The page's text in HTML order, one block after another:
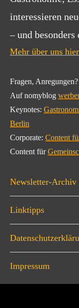
interessieren
– und
Mehr über uns
Fragen, Anregungen?
Auf nomyblog
Keynotes:
Berlin
Corporate: Content
Content für
Newsletter-Archiv
Linktipps
Impressum